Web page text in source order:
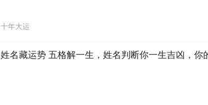
十年大运
姓名藏运势 五格解一生，姓名判断你一生吉凶，你